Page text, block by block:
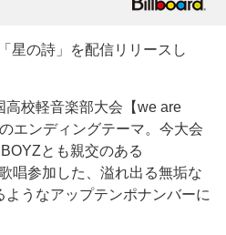
星の詩」を配信リリースし
校軽音楽部大会【we are
エンディングテーマ。今大会
とも親交のある
唱参加した、溢れ出る無垢な
うなアップテンポナンバーに